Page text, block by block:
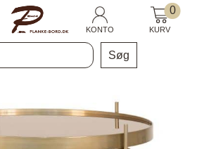
KONTO
0
KURV